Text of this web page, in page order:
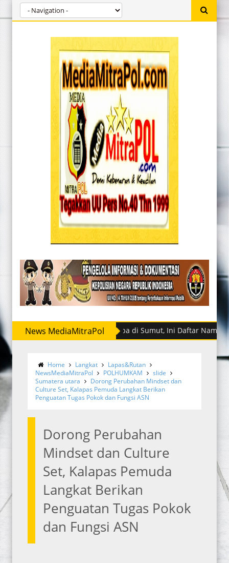
News MediaMitraPol
Kasatresnarkoba di Sumut, Ini Daftar Namanya
Home Langkat
Lapas&Rutan
NewsMediaMitraPol
POLHUMKAM
slide
Sumatera utara
Dorong Perubahan Mindset dan
Culture Set, Kalapas Pemuda Langkat Berikan
Penguatan Tugas Pokok dan Fungsi ASN
Dorong Perubahan
Mindset dan Culture
Set, Kalapas Pemuda
Langkat Berikan
Penguatan Tugas Pokok
dan Fungsi ASN